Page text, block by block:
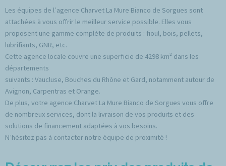
Les équipes de l’agence Charvet La Mure Bianco de Sorgues sont
attachées à vous offrir le meilleur service possible. Elles vous
proposent une gamme complète de produits : fioul, bois, pellets,
lubrifiants, GNR, etc.
Cette agence locale couvre une superficie de 4298 km² dans les
départements
suivants : Vaucluse, Bouches du Rhône et Gard, notamment autour de
Avignon, Carpentras et Orange.
De plus, votre agence Charvet La Mure Bianco de Sorgues vous offre
de nombreux services, dont la livraison de vos produits et des
solutions de financement adaptées à vos besoins.
N’hésitez pas à contacter notre équipe de proximité !